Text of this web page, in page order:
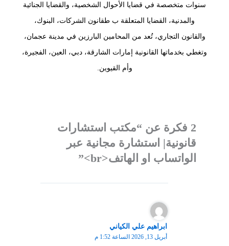
سنوات متخصصة في قضايا الأحوال الشخصية، والقضايا الجنائية
والمدنية، القضايا المتعلقة ب طقانون الشركات، البنوك،
والقانون التجاري، تُعد من المحامين البارزين في مدينة عجمان،
وتغطي بخدماتها القانونية إمارات الشارقة، دبي، العين، الفجيرة،
وأم القيوين.
2 فكرة عن “مكتب استشارات
قانونية| استشارة مجانية عبر
الواتساب او الهاتف<br>”
ابراهيم علي الكياني
أبريل 13, 2026 الساعة 1:52 م